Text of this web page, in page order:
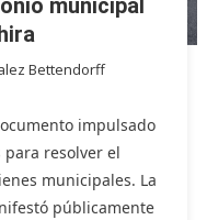
municipal
Bettendorff
impulsado
resolver el
municipales. La
públicamente